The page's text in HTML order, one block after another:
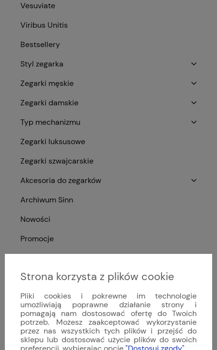
Vesuviate
Viribus Unitis
Bestsellery
Styl zegarka
Zegarki męskie
Zegarki damskie
Typ mechanizmu
Zegarki luksusowe
Zegarki szwajcarskie
Akcesoria do zegarków
Archiwum Sinn
Nowości
Promocje
Ocena sklepu
4.9
Opinie, z których została wyliczona średnia,
są wystawione przez zweryfikowanych
klientów, którzy dokonali zakupu w sklepie.
5
4
Strona korzysta z plików cookie
Pliki cookies i pokrewne im technologie
umożliwiają poprawne działanie strony i
pomagają nam dostosować ofertę do Twoich
potrzeb. Możesz zaakceptować wykorzystanie
przez nas wszystkich tych plików i przejść do
sklepu lub dostosować użycie plików do swoich